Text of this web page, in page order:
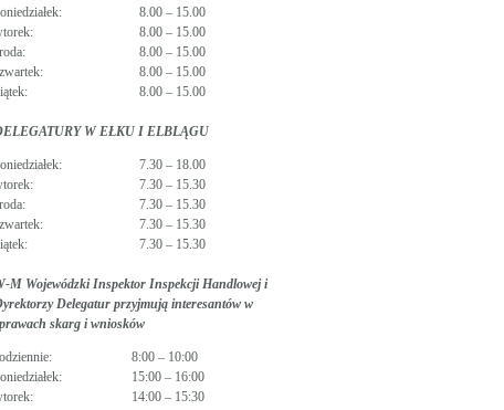
8.00 – 15.00
8.00 – 15.00
8.00 – 15.00
8.00 – 15.00
8.00 – 15.00
W EŁKU I ELBLĄGU
7.30 – 18.00
7.30 – 15.30
7.30 – 15.30
7.30 – 15.30
7.30 – 15.30
M Wojewódzki Inspektor Inspekcji Handlowej i
Delegatur przyjmują interesantów w
skarg i wniosków
8:00 – 10:00
15:00 – 16:00
14:00 – 15:30